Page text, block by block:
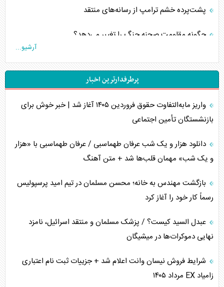
پشت‌پرده خشم ترامپ از رسانه‌های منتقد
چگونه مقاومت صحنه جنگ را تغییر می‌دهد؟
جنگ رمضان و معضل حضور نظامیان آمریکایی
تحلیل جامع پدیده تراستی‌ها
تأثیر جنگ ایران و آمریکا بر اقتصاد جهانی
اربعین، کابوس مشترک تل‌آویو-واشنگتن
برنامه هفتم توسعه در نقطه کور سیاستگذاری
اوکراین بازوی مخرب آمریکا در غرب آسیا
اهمیت راهبردی اردن برای آمریکا
پیام، ظرفیت بالفعل‌نشده تجارت ایران
آرشیو...
پرطرفدارترین اخبار
واریز مابه‌التفاوت حقوق فروردین ۱۴۰۵ آغاز شد | خبر خوش برای
بازنشستگان تأمین اجتماعی
دانلود هزار و یک شب عرفان طهماسبی / عرفان طهماسبی با «هزار
و یک شب» مهمان قلب‌ها شد + متن آهنگ
بازگشت مهندس به خانه؛ محسن مسلمان در تیم امید پرسپولیس
رسماً کار خود را آغاز کرد
عبدل السید کیست؟ / پزشک مسلمان و منتقد اسرائیل، نامزد
نهایی دموکرات‌ها در میشیگان
شرایط فروش نیسان وانت اعلام شد + جزییات ثبت نام اعتباری
زامیاد EX مرداد ۱۴۰۵